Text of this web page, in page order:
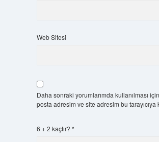
Web Sitesi
Daha sonraki yorumlarımda kullanılması
posta adresim ve site adresim bu tarayıcıya
6 + 2 kaçtır? *